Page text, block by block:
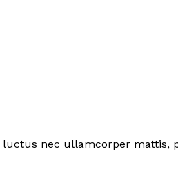
nec ullamcorper mattis,